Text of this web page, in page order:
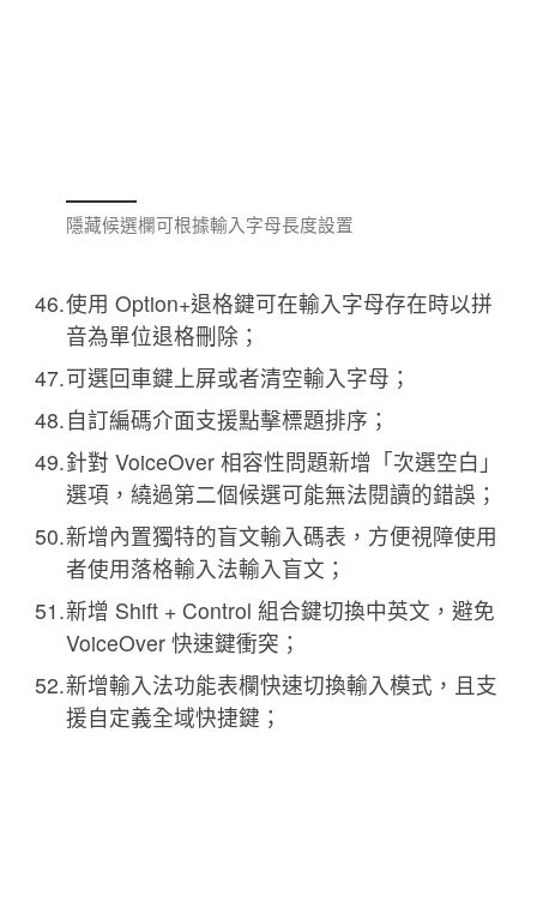
隱藏候選欄可根據輸入字母長度設置
使用 Option+退格鍵可在輸入字母存在時以拼
音為單位退格刪除；
可選回車鍵上屏或者清空輸入字母；
自訂編碼介面支援點擊標題排序；
針對 VoiceOver 相容性問題新增「次選空白」
選項，繞過第二個候選可能無法閱讀的錯誤；
新增內置獨特的盲文輸入碼表，方便視障使用
者使用落格輸入法輸入盲文；
新增 Shift + Control 組合鍵切換中英文，避免
VoiceOver 快速鍵衝突；
新增輸入法功能表欄快速切換輸入模式，且支
援自定義全域快捷鍵；